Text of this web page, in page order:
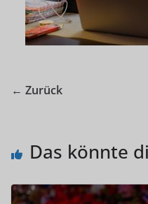
← Zurück
Das könnte